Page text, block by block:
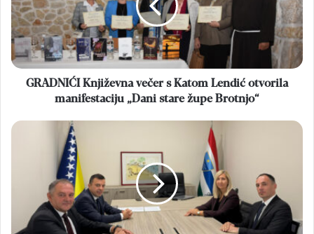
Katom
Lendić
otvorila
manifestaciju
„Dani
stareGRADNIĆI Književna večer s Katom Lendić otvorila
manifestaciju „Dani stare župe Brotnjo“
MOSTAR
zakonodavne
Federacije